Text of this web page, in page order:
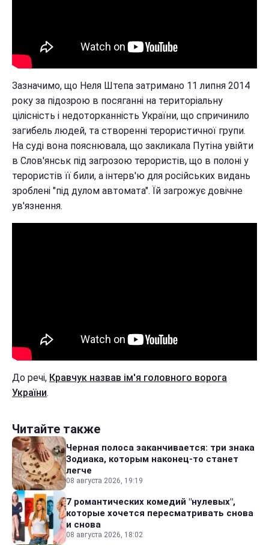
Зазначимо, що Неля Штепа затримано 11 липня 2014
року за підозрою в посяганні на територіальну
цілісність і недоторканність України, що спричинило
загибель людей, та створенні терористичної групи.
На суді вона пояснювала, що закликала Путіна увійти
в Слов'янськ під загрозою терористів, що в полоні у
терористів її били, а інтерв'ю для російських видань
зроблені "під дулом автомата". Їй загрожує довічне
ув'язнення.
До речі, Кравчук назвав ім'я головного ворога
України.
Читайте также
Черная полоса заканчивается: три знака
Зодиака, которым наконец-то станет
легче
08 августа 2026, 19:19
7 романтических комедий "нулевых",
которые хочется пересматривать снова
и снова
08 августа 2026, 18:02